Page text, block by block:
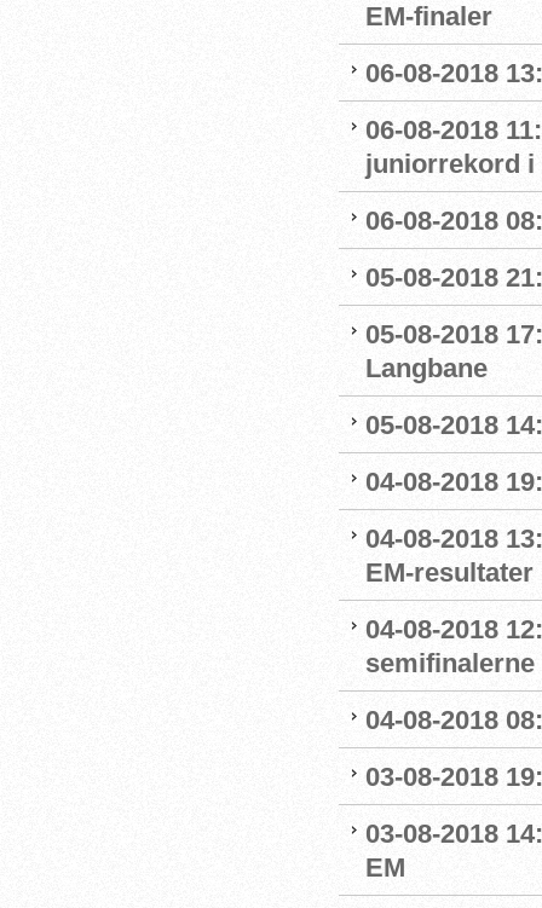
EM-finaler
06-08-2018
06-08-2018
juniorrekord i
06-08-2018
05-08-2018
05-08-2018
Langbane
05-08-2018
04-08-2018
04-08-2018
EM-resultater
04-08-2018
semifinalerne
04-08-2018
03-08-2018
03-08-2018
EM